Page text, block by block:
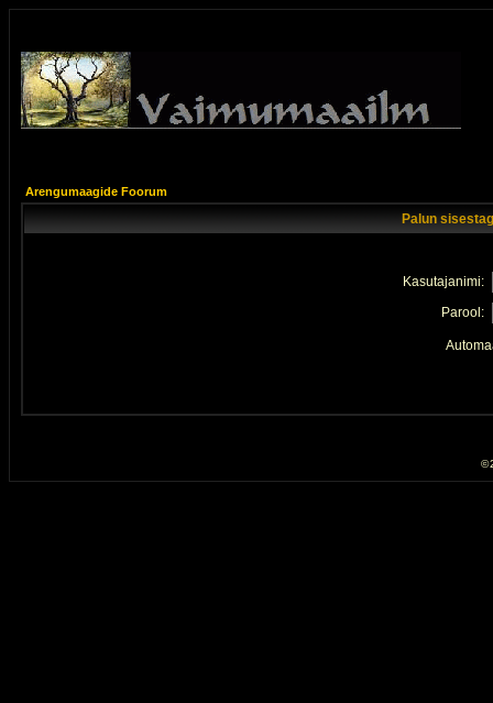
Arengumaagide Foorum
Palun
Kasutajanimi:
Parool:
©